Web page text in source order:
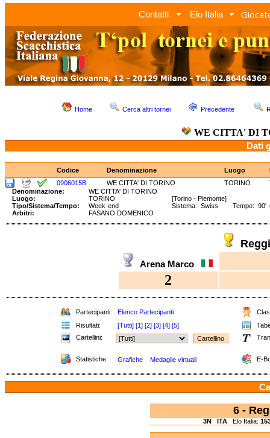
Contatti Elo Italia
Home Cerca altri tornei Precedente
WE CITTA' DI
Dati
Codice Denominazione Luogo
0906015B
WE CITTA' DI TORINO TORINO
Denominazione:
WE CITTA' DI TORINO
Luogo:
TORINO
[Torino - Piemonte]
Tipo/Sistema/Tempo:
Week-end
Sistema: Swiss Tempo: 90' +
Arbitri:
FASANO DOMENICO
Arena Marco
2
Partecipanti: Elenco Partecipanti
Risultati:
[Tutti] [1] [2] [3] [4] [5]
Cartellini:
Statistiche: Grafiche Medaglie virtuali E-
6 -
3N ITAElo Italia: